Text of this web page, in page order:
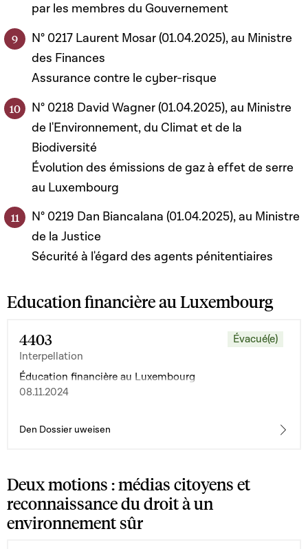
par les membres du Gouvernement
N° 0217 Laurent Mosar (01.04.2025), au Ministre
des Finances
Assurance contre le cyber-risque
N° 0218 David Wagner (01.04.2025), au Ministre
de l'Environnement, du Climat et de la
Biodiversité
Évolution des émissions de gaz à effet de serre
au Luxembourg
N° 0219 Dan Biancalana (01.04.2025), au Ministre
de la Justice
Sécurité à l'égard des agents pénitentiaires
Education financière au Luxembourg
4403
Interpellation
Évacué(e)
Éducation financière au Luxembourg
08.11.2024
Den Dossier uweisen
Deux motions : médias citoyens et
reconnaissance du droit à un
environnement sûr